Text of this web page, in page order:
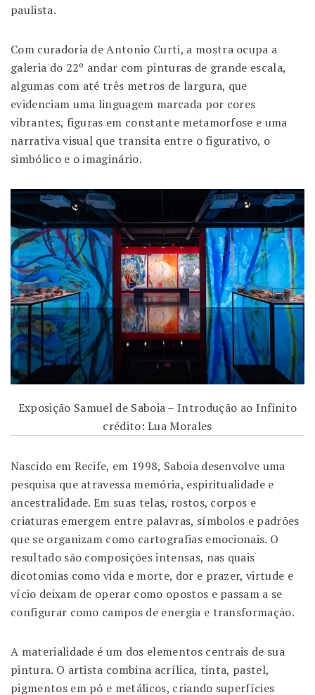
paulista.
Com curadoria deAntonio Curti, a mostra ocupa a
galeria do 22º andar com pinturas de grande escala,
algumas com até três metros de largura, que
evidenciam uma linguagem marcada por cores
vibrantes, figuras em constante metamorfose e uma
narrativa visual que transita entre o figurativo, o
simbólico e o imaginário.
Exposição Samuel de Saboia – Introdução ao Infinito
crédito: Lua Morales
Nascido em Recife, em 1998, Saboia desenvolve uma
pesquisa que atravessa memória, espiritualidade e
ancestralidade. Em suas telas, rostos, corpos e
criaturas emergem entre palavras, símbolos e padrões
que se organizam como cartografias emocionais. O
resultado são composições intensas, nas quais
dicotomias como vida e morte, dor e prazer, virtude e
vício deixam de operar como opostos e passam a se
configurar como campos de energia e transformação.
A materialidade é um dos elementos centrais de sua
pintura. O artista combina acrílica, tinta, pastel,
pigmentos em pó e metálicos, criando superfícies